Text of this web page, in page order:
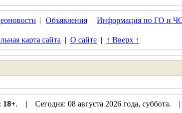
| Объявления | Информация по ГО и
карта сайта | О сайте | ↑ Вверх ↑
18+. | Сегодня: 08 августа 2026 года, суббота.